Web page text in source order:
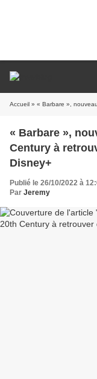
Accueil » « Barbare », nouveau
« Barbare »,
Century à
Disney+
Publié le 26/10/2022 à
Par Jeremy